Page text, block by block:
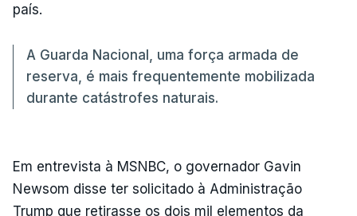
país.
A Guarda Nacional, uma força armada de
reserva, é mais frequentemente mobilizada
durante catástrofes naturais.
Em entrevista à MSNBC, o governador Gavin
Newsom disse ter solicitado à Administração
Trump que retirasse os dois mil elementos da